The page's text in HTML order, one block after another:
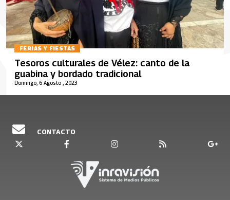
FERIAS Y FIESTAS
Domingo, 6 Agosto , 2023
Tesoros culturales de Vélez: canto de la
guabina y bordado tradicional
CONTACTO